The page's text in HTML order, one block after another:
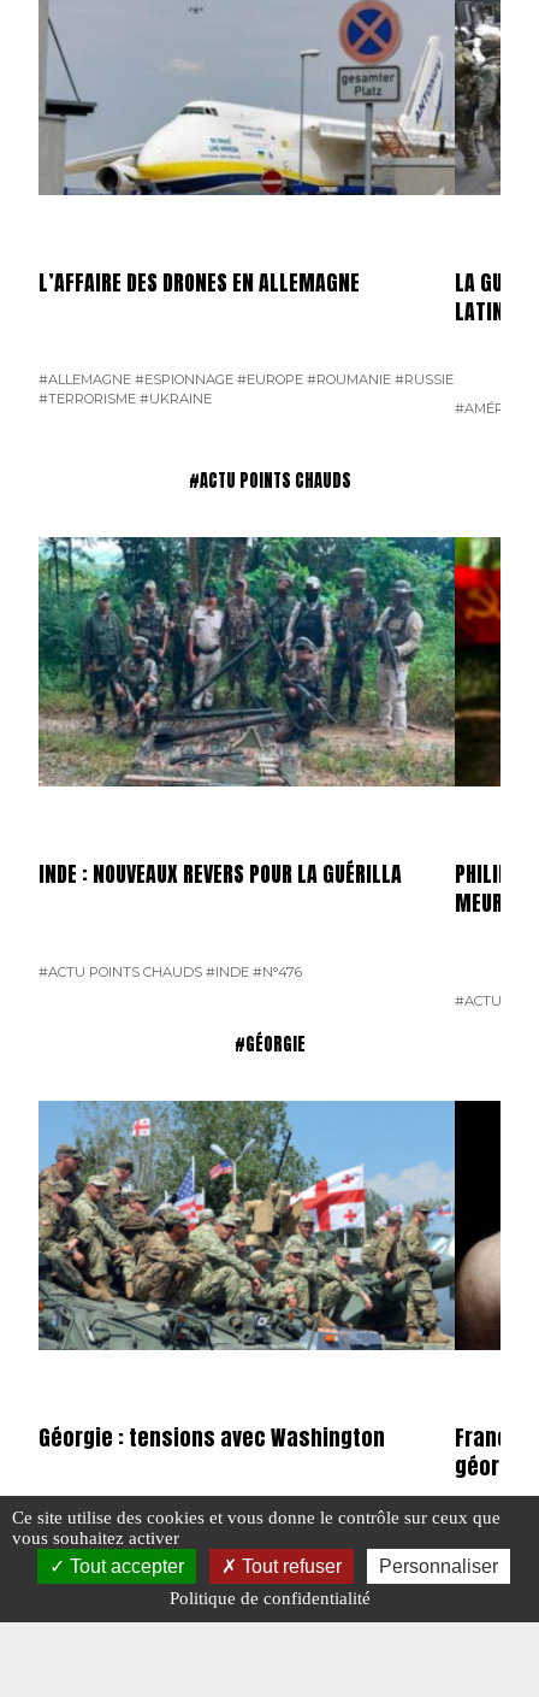
L’AFFAIRE DES DRONES EN ALLEMAGNE
#ALLEMAGNE #ESPIONNAGE #EUROPE #ROUMANIE #RUSSIE
#TERRORISME #UKRAINE
LA
LATINE
#ACTU POINTS CHAUDS
INDE : NOUVEAUX REVERS POUR LA GUÉRILLA
#ACTU POINTS CHAUDS #INDE #N°476
#ACTU
#GÉORGIE
Géorgie : tensions avec Washington
#ACTU POINTS CHAUDS
France
#GÉORGIE
#N°458
Ce site utilise des cookies et vous donne le contrôle sur ceux que
vous souhaitez activer
Tout accepter Tout refuser Personnaliser
Politique de confidentialité